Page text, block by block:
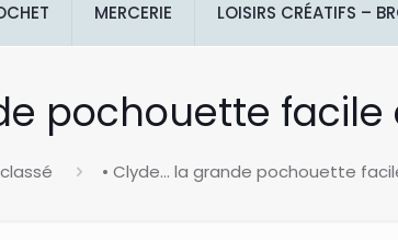
MERCERIE LOISIRS CRÉATIFS –
pochouette facile
• Clyde… la grande pochouette